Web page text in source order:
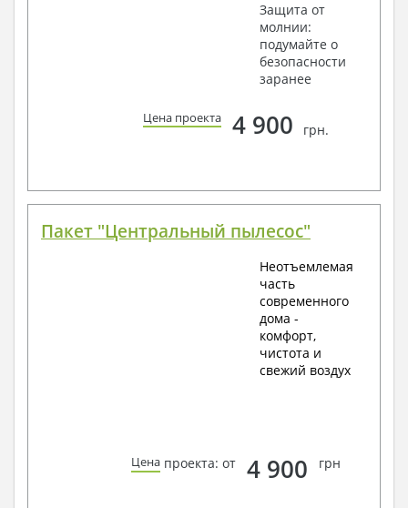
Защита от
молнии:
подумайте о
безопасности
заранее
Цена проекта 4 900 грн.
Пакет "Центральный пылесос"
Неотъемлемая
часть
современного
дома -
комфорт,
чистота и
свежий воздух
Цена проекта: от 4 900 грн